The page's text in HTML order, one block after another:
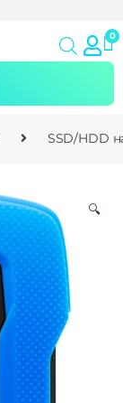
SSD/HDD
🔍